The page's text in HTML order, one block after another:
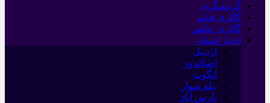
گردشگری
گالری فیلم
گالری عکس
اخبار استان
اردبیل
اصلاندوز
انگوت
بیله سوار
پارس آباد